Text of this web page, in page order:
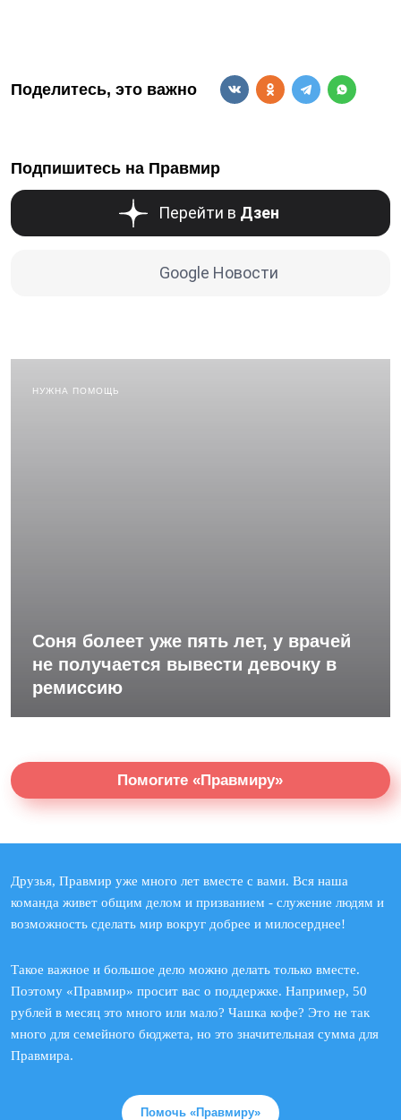
Поделитесь, это важно
Подпишитесь на Правмир
Перейти в Дзен
Google Новости
НУЖНА ПОМОЩЬ
Соня болеет уже пять лет, у врачей
не получается вывести девочку в
ремиссию
Помогите «Правмиру»
Друзья, Правмир уже много лет вместе с вами. Вся наша
команда живет общим делом и призванием - служение людям и
возможность сделать мир вокруг добрее и милосерднее!
Такое важное и большое дело можно делать только вместе.
Поэтому «Правмир» просит вас о поддержке. Например, 50
рублей в месяц это много или мало? Чашка кофе? Это не так
много для семейного бюджета, но это значительная сумма для
Правмира.
Помочь «Правмиру»